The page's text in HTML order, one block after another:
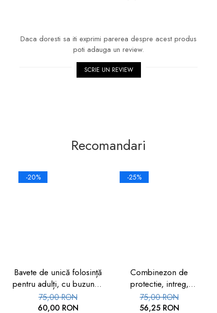
Daca doresti sa iti exprimi parerea despre acest produs
poti adauga un review.
SCRIE UN REVIEW
Recomandari
-20%
Bavete de unică folosință
pentru adulți, cu buzunar,
set 50 buc, FM-108
75,00 RON
60,00 RON
-25%
Combinezon de
protectie, intreg,
impermeabil, cu gluga, 1
buc, alb
75,00 RON
56,25 RON